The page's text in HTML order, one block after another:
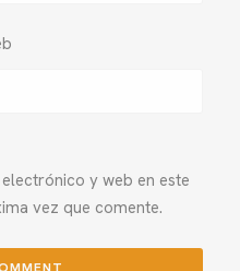
y web en este
vez que comente.